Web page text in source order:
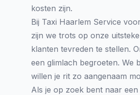
kosten zijn.
Bij Taxi Haarlem Service
zijn we trots op onze
klanten tevreden te stellen.
een glimlach begroeten. We
willen je rit zo aangenaam
Als je op zoek bent naar